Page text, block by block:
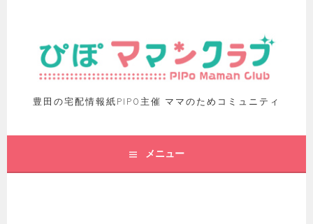
豊田の宅配情報紙PIPO主催 ママのためコミュニティ
メニュー